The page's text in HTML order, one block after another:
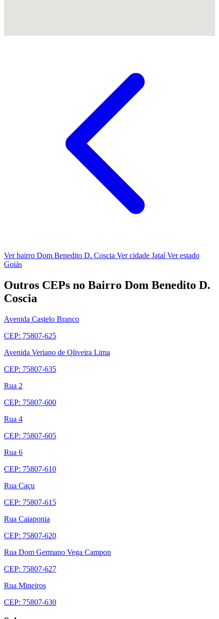
Ver bairro Dom Benedito D. Coscia Ver cidade JataíVer estado
Goiás
Outros CEPs no Bairro Dom Benedito D.
Coscia
Avenida Castelo Branco
CEP: 75807-625
Avenida Veriano de Oliveira Lima
CEP: 75807-635
Rua 2
CEP: 75807-600
Rua 4
CEP: 75807-605
Rua 6
CEP: 75807-610
Rua Caçu
CEP: 75807-615
Rua Caiaponia
CEP: 75807-620
Rua Dom Germano Vega Campon
CEP: 75807-627
Rua Mineiros
CEP: 75807-630